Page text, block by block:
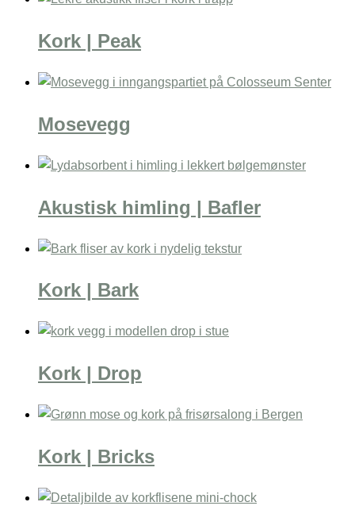
Kork | Peak
Mosevegg
Akustisk himling | Bafler
Kork | Bark
Kork | Drop
Kork | Bricks